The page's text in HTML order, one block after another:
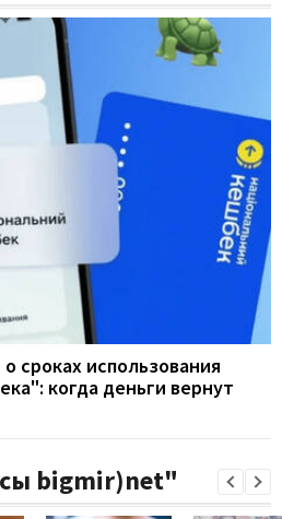
сроках использования
когда деньги вернут
bigmir)net"